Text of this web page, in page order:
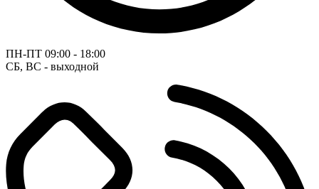
ПН-ПТ 09:00 - 18:00
СБ, ВС - выходной